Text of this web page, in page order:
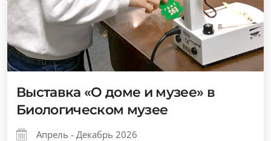
Выставка «О доме и музее» в
Биологическом музее
Апрель - Декабрь 2026